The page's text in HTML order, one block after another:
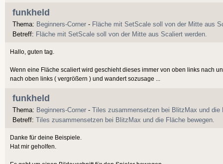
funkheld
Thema: Beginners-Corner - Fläche mit SetScale soll von der Mitte aus
Betreff: Fläche mit SetScale soll von der Mitte aus Scaliert werden.
Hallo, guten tag.
Wenn eine Fläche scaliert wird geschieht dieses immer von oben links nach
nach oben links ( vergrößern ) und wandert sozusage ...
funkheld
Thema: Beginners-Corner - Tiles zusammensetzen bei BlitzMax und die
Betreff: Tiles zusammensetzen bei BlitzMax und die Fläche bewegen.
Danke für deine Beispiele.
Hat mir geholfen.